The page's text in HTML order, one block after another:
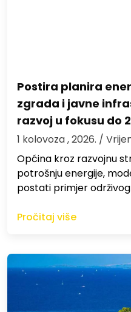
Postira planira
zgrada i javne
razvoj u fokusu do
1 kolovoza , 2026. /
Općina kroz razvojnu
potrošnju energije,
postati primjer
Pročitaj više